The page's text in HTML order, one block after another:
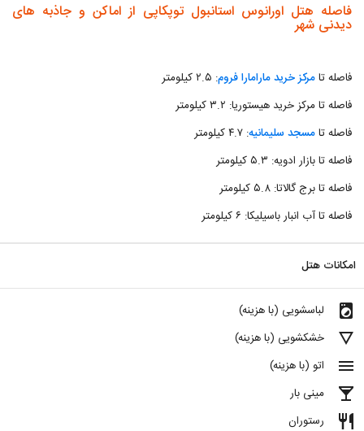
فاصله هتل اورانوس استانبول توپکاپی از اماکن و جاذبه های
دیدنی شهر
فاصله تامرکز خرید مارامارا فروم: ۲.۵ کیلومتر
فاصله تا مرکز خرید هیستوریا: ۳.۲ کیلومتر
فاصله تامسجد سلیمانیه: ۴.۷ کیلومتر
فاصله تا بازار ادویه: ۵.۳ کیلومتر
فاصله تا برج گالاتا: ۵.۸ کیلومتر
فاصله تا آب انبار باسیلیکا: ۶ کیلومتر
امکانات هتل
local_laundry_service لباسشویی (با هزینه)
details خشکشویی (با هزینه)
menu اتو (با هزینه)
local_bar مینی بار
restaurant رستوران